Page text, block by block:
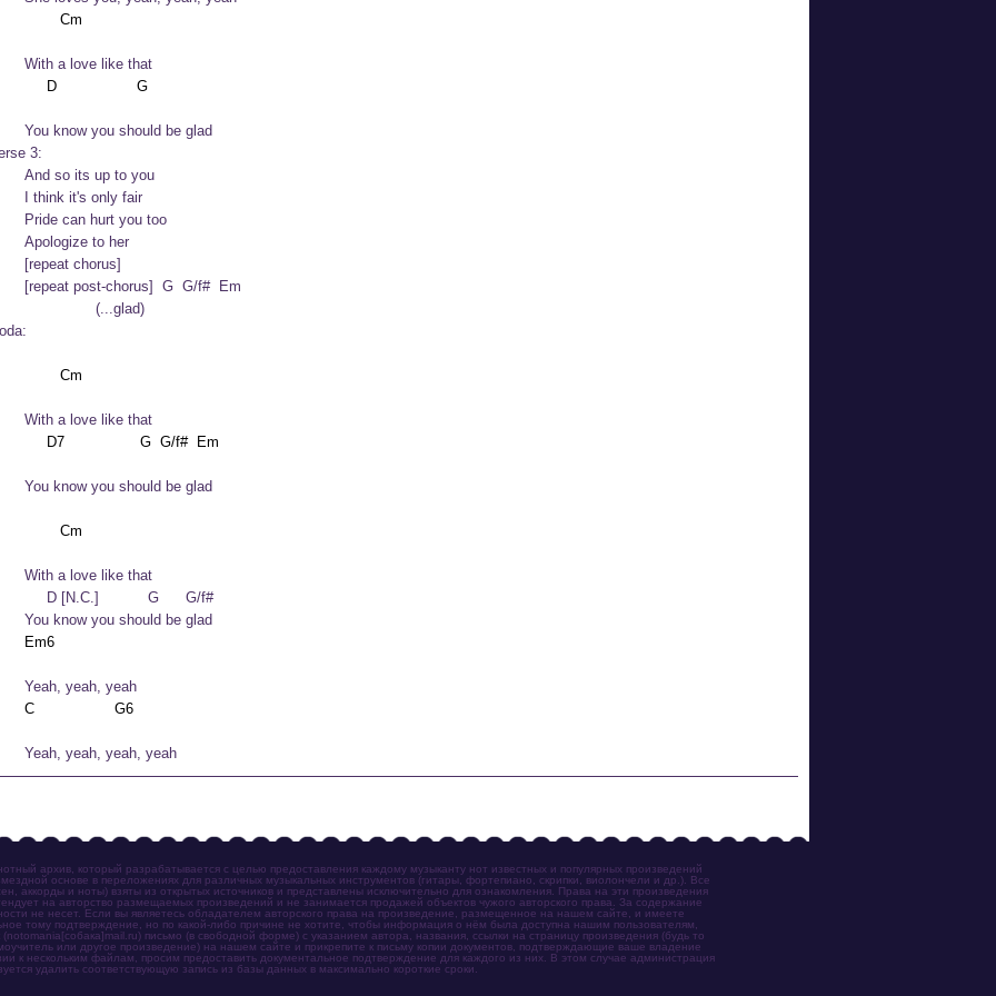
	With a love like that
	You know you should be glad
3:
	Apologize to her
	[repeat chorus]
	                (...glad)
	With a love like that
	You know you should be glad
	You know you should be glad
	Yeah, yeah, yeah
	Yeah, yeah, yeah, yeah
архив, который разрабатывается с целью предоставления каждому музыканту нот известных и популярных произведений
основе в переложениях для различных музыкальных инструментов (гитары, фортепиано, скрипки, виолончели и др.). Все
аккорды и ноты) взяты из открытых источников и представлены исключительно для ознакомления. Права на эти произведения
на авторство размещаемых произведений и не занимается продажей объектов чужого авторского права. За содержание
не несет. Если вы являетесь обладателем авторского права на произведение, размещенное на нашем сайте, и имеете
тому подтверждение, но по какой-либо причине не хотите, чтобы информация о нём была доступна нашим пользователям,
письмо (в свободной форме) с указанием автора, названия, ссылки на страницу произведения (будь то
или другое произведение) на нашем сайте и прикрепите к письму копии документов, подтверждающие ваше владение
к нескольким файлам, просим предоставить документальное подтверждение для каждого из них. В этом случае администрация
удалить соответствующую запись из базы данных в максимально короткие сроки.